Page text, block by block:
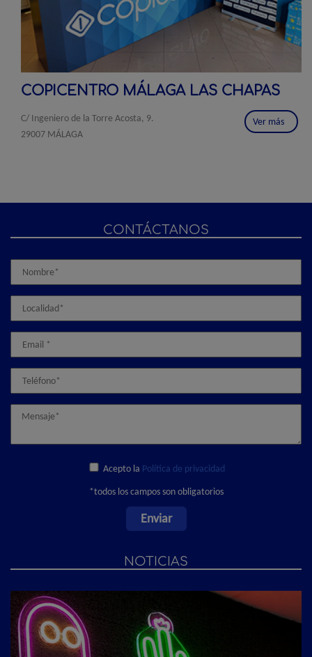
COPICENTRO MÁLAGA LAS CHAPAS
C/ Ingeniero de la Torre Acosta, 9.
29007 MÁLAGA
Ver más
CONTÁCTANOS
Acepto la Política de privacidad
*todos los campos son obligatorios
NOTICIAS